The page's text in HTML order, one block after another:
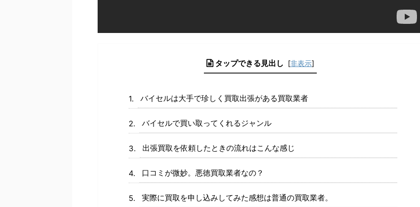
タップできる見出し [非表示]
バイセルは大手で珍しく買取出張がある買取業者
バイセルで買い取ってくれるジャンル
出張買取を依頼したときの流れはこんな感じ
口コミが微妙。悪徳買取業者なの？
実際に買取を申し込みしてみた感想は普通の買取業者。